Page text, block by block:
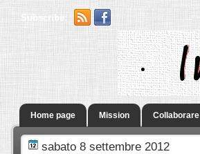
Subscribe:
.
Home page Mission Collaborare
sabato 8 settembre 2012